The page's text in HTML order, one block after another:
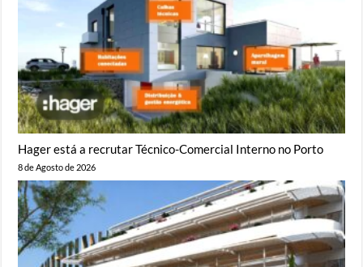
Hager está a recrutar Técnico-Comercial Interno no Porto
8 de Agosto de 2026